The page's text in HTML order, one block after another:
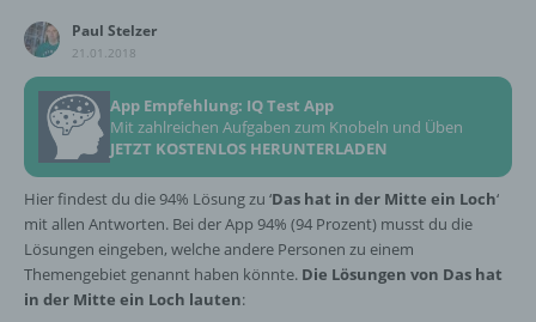
Paul Stelzer
21.01.2018
App Empfehlung: IQ Test App
Mit zahlreichen Aufgaben zum Knobeln und Üben
JETZT KOSTENLOS HERUNTERLADEN
Hier findest du die 94% Lösung zu ‘Das hat in der Mitte ein Loch‘
mit allen Antworten. Bei der App 94% (94 Prozent) musst du die
Lösungen eingeben, welche andere Personen zu einem
Themengebiet genannt haben könnte. Die Lösungen von Das hat
in der Mitte ein Loch lauten: